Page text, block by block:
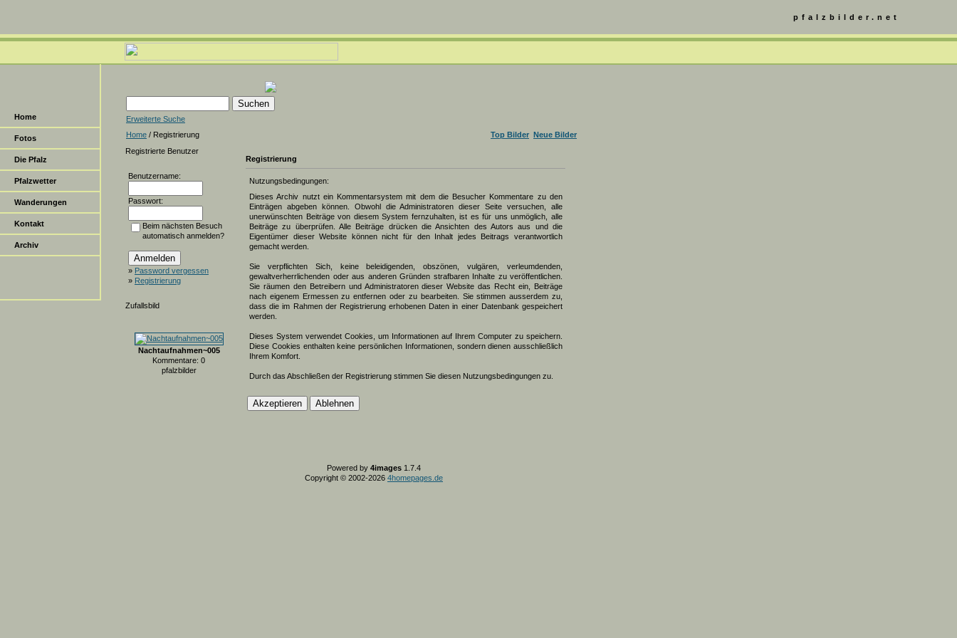
Home
Fotos
Die Pfalz
Pfalzwetter
Wanderungen
Kontakt
Archiv
pfalzbilder.net
Erweiterte Suche
Home / Registrierung Top Bilder Neue Bilder
Registrierte Benutzer
Benutzername:
Passwort:
Beim nächsten Besuch
automatisch anmelden?
» Password vergessen
» Registrierung
Zufallsbild
Nachtaufnahmen~005
Kommentare: 0
pfalzbilder
Registrierung
Nutzungsbedingungen:
Dieses Archiv nutzt ein Kommentarsystem mit dem die Besucher Kommentare zu den
Einträgen abgeben können. Obwohl die Administratoren dieser Seite versuchen, alle
unerwünschten Beiträge von diesem System fernzuhalten, ist es für uns unmöglich, alle
Beiträge zu überprüfen. Alle Beiträge drücken die Ansichten des Autors aus und die
Eigentümer dieser Website können nicht für den Inhalt jedes Beitrags verantwortlich
gemacht werden.
Sie verpflichten Sich, keine beleidigenden, obszönen, vulgären, verleumdenden,
gewaltverherrlichenden oder aus anderen Gründen strafbaren Inhalte zu veröffentlichen.
Sie räumen den Betreibern und Administratoren dieser Website das Recht ein, Beiträge
nach eigenem Ermessen zu entfernen oder zu bearbeiten. Sie stimmen ausserdem zu,
dass die im Rahmen der Registrierung erhobenen Daten in einer Datenbank gespeichert
werden.
Dieses System verwendet Cookies, um Informationen auf Ihrem Computer zu speichern.
Diese Cookies enthalten keine persönlichen Informationen, sondern dienen ausschließlich
Ihrem Komfort.
Durch das Abschließen der Registrierung stimmen Sie diesen Nutzungsbedingungen zu.
Powered by 4images 1.7.4
Copyright © 2002-2026 4homepages.de